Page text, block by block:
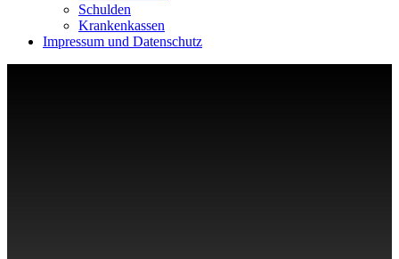
Schulden
Krankenkassen
Impressum und Datenschutz